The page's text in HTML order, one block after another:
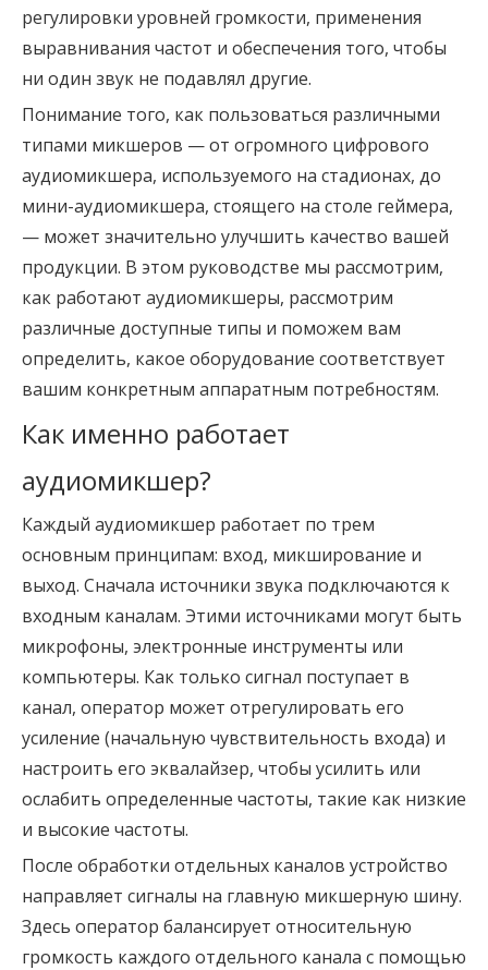
регулировки уровней громкости, применения
выравнивания частот и обеспечения того, чтобы
ни один звук не подавлял другие.
Понимание того, как пользоваться различными
типами микшеров — от огромного цифрового
аудиомикшера, используемого на стадионах, до
мини-аудиомикшера, стоящего на столе геймера,
— может значительно улучшить качество вашей
продукции. В этом руководстве мы рассмотрим,
как работают аудиомикшеры, рассмотрим
различные доступные типы и поможем вам
определить, какое оборудование соответствует
вашим конкретным аппаратным потребностям.
Как именно работает
аудиомикшер?
Каждый аудиомикшер работает по трем
основным принципам: вход, микширование и
выход. Сначала источники звука подключаются к
входным каналам. Этими источниками могут быть
микрофоны, электронные инструменты или
компьютеры. Как только сигнал поступает в
канал, оператор может отрегулировать его
усиление (начальную чувствительность входа) и
настроить его эквалайзер, чтобы усилить или
ослабить определенные частоты, такие как низкие
и высокие частоты.
После обработки отдельных каналов устройство
направляет сигналы на главную микшерную шину.
Здесь оператор балансирует относительную
громкость каждого отдельного канала с помощью